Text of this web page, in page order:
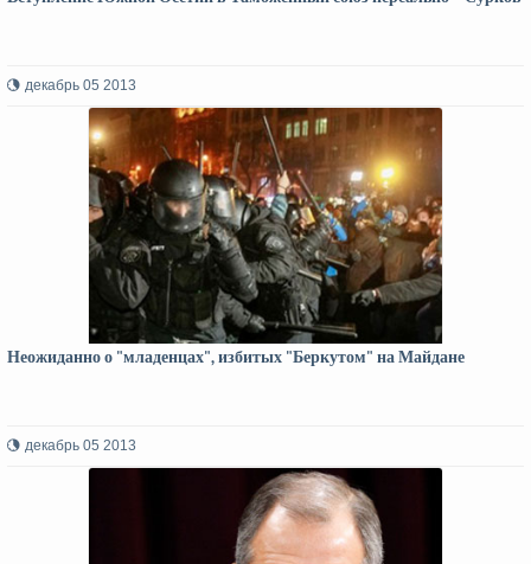
декабрь 05 2013
Неожиданно о "младенцах", избитых "Беркутом" на Майдане
декабрь 05 2013